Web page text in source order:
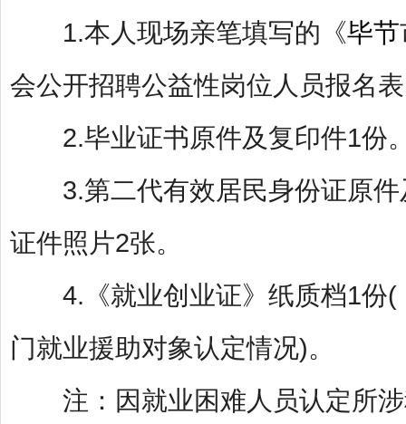
1.本人现场亲笔填写的《毕节
会公开招聘公益性岗位人员报名
2.毕业证书原件及复印件1份
3.第二代有效居民身份证原件
证件照片2张。
4.《就业创业证》纸质档1份(
门就业援助对象认定情况)。
注：因就业困难人员认定所涉